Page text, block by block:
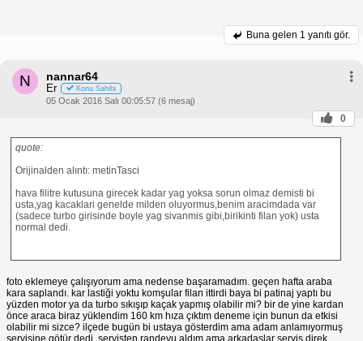
Buna gelen 1 yanıtı gör.
N nannar64
Er Konu Sahibi
05 Ocak 2016 Salı 00:05:57 (6 mesaj)
0
quote:
Orijinalden alıntı: metinTasci
hava filitre kutusuna girecek kadar yag yoksa sorun olmaz demisti bi
usta,yag kacaklari genelde milden oluyormus,benim aracimdada var
(sadece turbo girisinde boyle yag sivanmis gibi,birikinti filan yok) usta
normal dedi.
foto eklemeye çalışıyorum ama nedense başaramadım. geçen hafta araba
kara saplandı. kar lastiği yoktu komşular filan ittirdi baya bi patinaj yaptı bu
yüzden motor ya da turbo sıkışıp kaçak yapmış olabilir mi? bir de yine kardan
önce araca biraz yüklendim 160 km hıza çıktım deneme için bunun da etkisi
olabilir mi sizce? ilçede bugün bi ustaya gösterdim ama adam anlamıyormuş
servisine götür dedi. servisten randevu aldım ama arkadaşlar servis direk